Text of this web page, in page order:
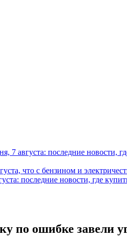
7 августа: последние новости,
что с бензином и
последние новости, где
по ошибке завели